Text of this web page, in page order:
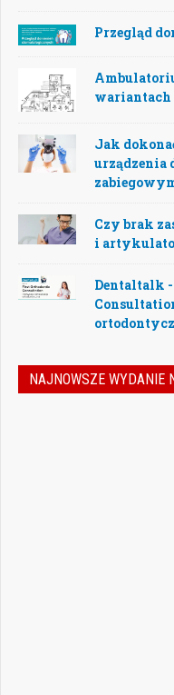
Przegląd
wariantach
Jak
urządzenia
Czy brak
i
Dentaltalk
NAJNOWSZE WYDANIE